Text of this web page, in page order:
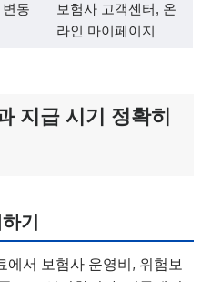
동
보험사 고객센터, 온
라인 마이페이지
지급 시기 정확히
기
에서 보험사 운영비, 위험보